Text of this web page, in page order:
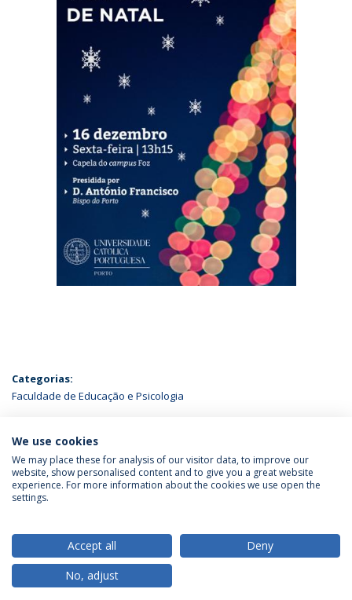
Categorias:
Faculdade de Educação e Psicologia
ÚLTIMAS NOTÍCIAS
Política de Privacidade
Termos & Condições
© 2026 Universidade Católica Portuguesa
We use cookies
We may place these for analysis of our visitor data, to improve our
website, show personalised content and to give you a great website
experience. For more information about the cookies we use open the
settings.
Accept all
Deny
No, adjust